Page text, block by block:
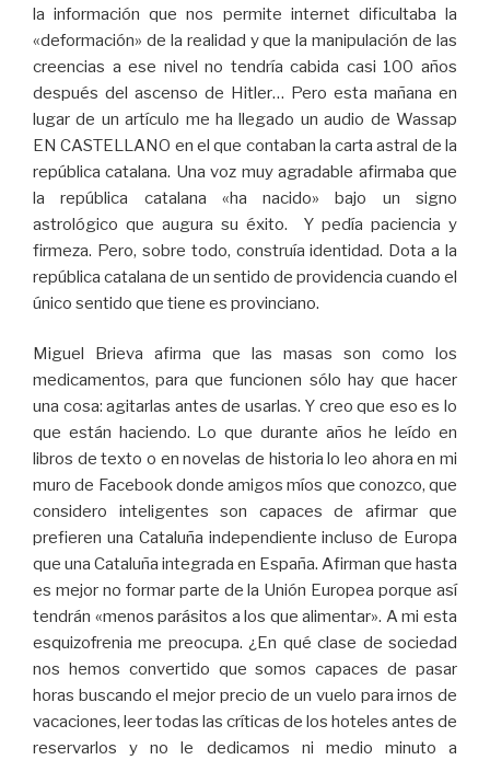
la información que nos permite internet dificultaba la
«deformación» de la realidad y que la manipulación de las
creencias a ese nivel no tendría cabida casi 100 años
después del ascenso de Hitler… Pero esta mañana en
lugar de un artículo me ha llegado un audio de Wassap
EN CASTELLANO en el que contaban la carta astral de la
república catalana. Una voz muy agradable afirmaba que
la república catalana «ha nacido» bajo un signo
astrológico que augura su éxito. Y pedía paciencia y
firmeza. Pero, sobre todo, construía identidad. Dota a la
república catalana de un sentido de providencia cuando el
único sentido que tiene es provinciano.
Miguel Brieva afirma que las masas son como los
medicamentos, para que funcionen sólo hay que hacer
una cosa: agitarlas antes de usarlas. Y creo que eso es lo
que están haciendo. Lo que durante años he leído en
libros de texto o en novelas de historia lo leo ahora en mi
muro de Facebook donde amigos míos que conozco, que
considero inteligentes son capaces de afirmar que
prefieren una Cataluña independiente incluso de Europa
que una Cataluña integrada en España. Afirman que hasta
es mejor no formar parte de la Unión Europea porque así
tendrán «menos parásitos a los que alimentar». A mi esta
esquizofrenia me preocupa. ¿En qué clase de sociedad
nos hemos convertido que somos capaces de pasar
horas buscando el mejor precio de un vuelo para irnos de
vacaciones, leer todas las críticas de los hoteles antes de
reservarlos y no le dedicamos ni medio minuto a